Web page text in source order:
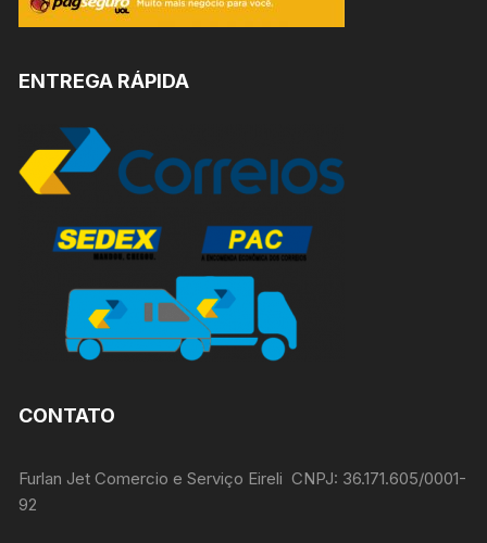
ENTREGA RÁPIDA
CONTATO
Furlan Jet Comercio e Serviço Eireli CNPJ: 36.171.605/0001-
92